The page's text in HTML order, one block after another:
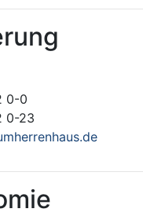
0-0
0-23